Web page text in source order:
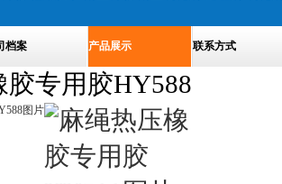
档案 产品展示 联系方式
胶专用胶HY588